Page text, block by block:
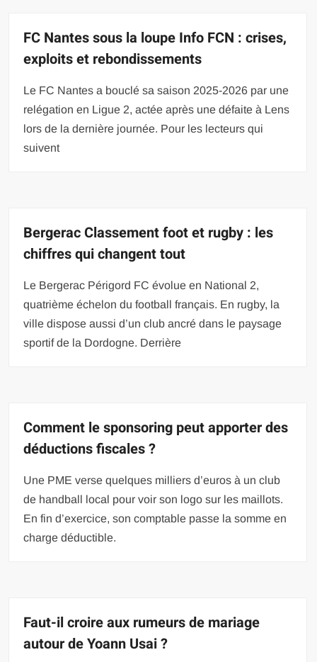
FC Nantes sous la loupe Info FCN : crises,
exploits et rebondissements
Le FC Nantes a bouclé sa saison 2025-2026 par une
relégation en Ligue 2, actée après une défaite à Lens
lors de la dernière journée. Pour les lecteurs qui
suivent
Bergerac Classement foot et rugby : les
chiffres qui changent tout
Le Bergerac Périgord FC évolue en National 2,
quatrième échelon du football français. En rugby, la
ville dispose aussi d’un club ancré dans le paysage
sportif de la Dordogne. Derrière
Comment le sponsoring peut apporter des
déductions fiscales ?
Une PME verse quelques milliers d’euros à un club
de handball local pour voir son logo sur les maillots.
En fin d’exercice, son comptable passe la somme en
charge déductible.
Faut-il croire aux rumeurs de mariage
autour de Yoann Usai ?